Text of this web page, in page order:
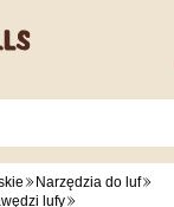
Narzędzia do luf
lufy